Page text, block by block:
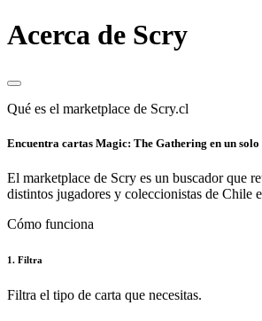
Acerca de Scry
Qué es el marketplace de Scry.cl
Encuentra cartas Magic: The Gathering en un
El marketplace de Scry es un buscador que
distintos jugadores y coleccionistas de Chile
Cómo funciona
1. Filtra
Filtra el tipo de carta que necesitas.